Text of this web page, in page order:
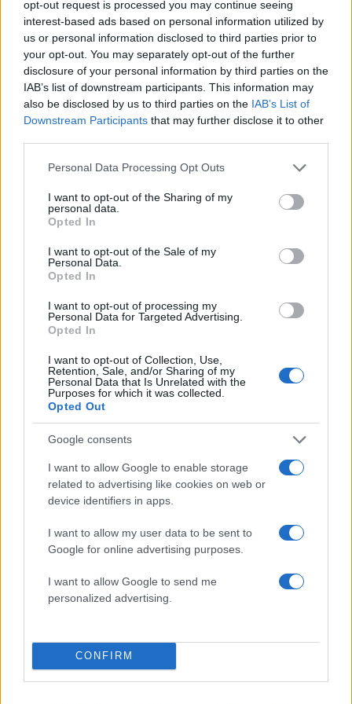
opt-out request is processed you may continue seeing
interest-based ads based on personal information utilized by
us or personal information disclosed to third parties prior to
your opt-out. You may separately opt-out of the further
disclosure of your personal information by third parties on the
IAB’s list of downstream participants. This information may
also be disclosed by us to third parties on the IAB’s List of
Downstream Participants that may further disclose it to other
Please note that this website/app uses one or more Google
not limited to your visit or usage behaviour. You may click to
grant or deny consent to Google and its third-party tags to
use your data for below specified purposes in below Google
consent section.
Personal Data Processing Opt Outs
I want to opt-out of the Sharing of my
personal data.
Opted In
I want to opt-out of the Sale of my
Personal Data.
Opted In
I want to opt-out of processing my
Personal Data for Targeted Advertising.
Opted In
I want to opt-out of Collection, Use,
Retention, Sale, and/or Sharing of my
Personal Data that Is Unrelated with the
Purposes for which it was collected.
Opted Out
Google consents
I want to allow Google to enable storage
related to advertising like cookies on web or
device identifiers in apps.
I want to allow my user data to be sent to
Google for online advertising purposes.
I want to allow Google to send me
personalized advertising.
CONFIRM
ευρωπαϊκών ακτών και σε αποθήκες σε
αεροδρόμια, καθώς και κατά μήκος βασικών
αγωγών.
Η ίδια η Επιτροπή έχει αναγνωρίσει την απουσία
πληροφοριών, αποκαλύπτοντας σχέδια για ένα
εισαγωγές, τις εξαγωγές και τα επίπεδα
αποθεμάτων καυσίμων μεταφορών στην Ε.Ε.»,
όπως ακριβώς και η πολύ πιο ολοκληρωμένη
Αν τα χάσατε
Ανανεώθηκε πριν